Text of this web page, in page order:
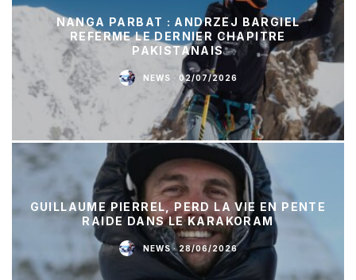
NANGA PARBAT : ANDRZEJ BARGIEL
REFERME LE DERNIER CHAPITRE
PAKISTANAIS
NEWS · 02/07/2026
GUILLAUME PIERREL, PERD LA VIE EN PENTE
RAIDE DANS LE KARAKORAM
NEWS · 28/06/2026